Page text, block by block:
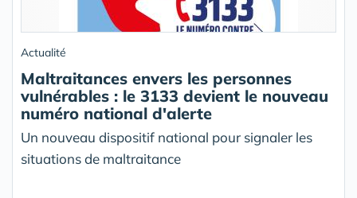
Actualité
Maltraitances envers les personnes
vulnérables : le 3133 devient le nouveau
numéro national d'alerte
Un nouveau dispositif national pour signaler les
situations de maltraitance